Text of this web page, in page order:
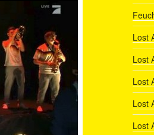
Lost
Lost
Lost
Lost
Lost